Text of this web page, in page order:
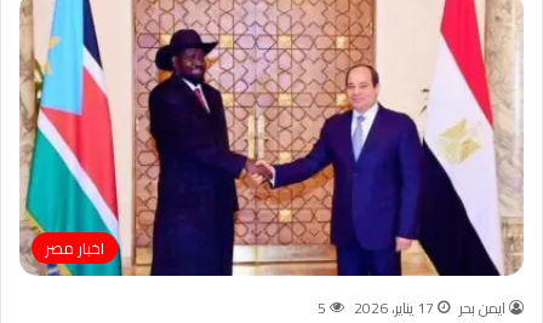
اخبار مصر
ايمن بحر 17 يناير، 2026 5